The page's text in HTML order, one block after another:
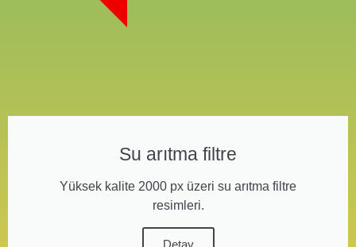
Su arıtma filtre
Yüksek kalite 2000 px üzeri su arıtma filtre
resimleri.
Detay